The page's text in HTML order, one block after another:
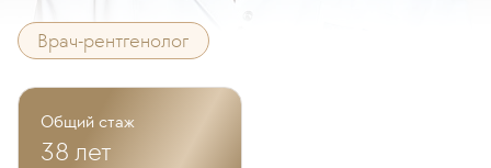
Врач-рентгенолог
Общий стаж
38 лет